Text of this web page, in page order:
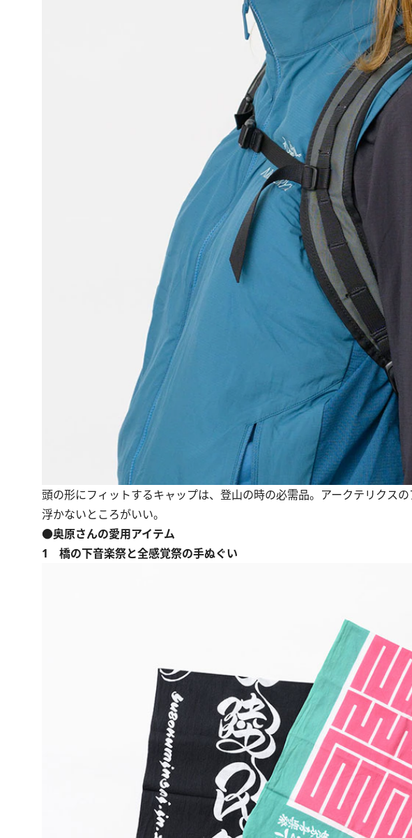
頭の形にフィットするキャップは、登山の時の必需品。アークテリクス
浮かないところがいい。
●奥原さんの愛用アイテム
1 橋の下音楽祭と全感覚祭の手ぬぐい